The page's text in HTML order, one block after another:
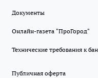
Документы
Онлайн-газета "ПроГород"
Технические требования к
Публичная оферта